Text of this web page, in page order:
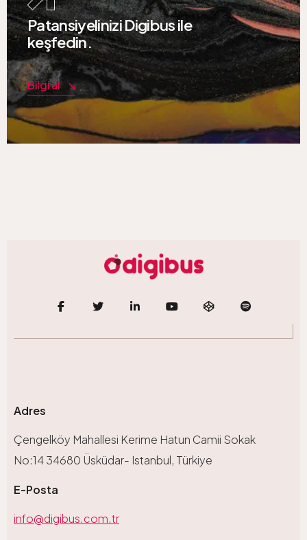
Patansiyelinizi Digibus ile
keşfedin.
Bilgi al
Adres
Çengelköy Mahallesi Kerime Hatun Camii Sokak
No:14 34680 Üsküdar- Istanbul, Türkiye
E-Posta
info@digibus.com.tr